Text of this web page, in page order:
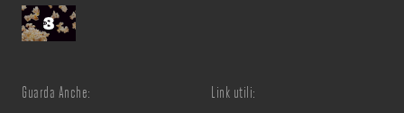
Guarda Anche:
Link utili: